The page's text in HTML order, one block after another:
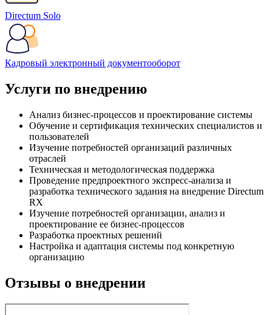
Directum Solo
Кадровый электронный документооборот
Услуги по внедрению
Анализ бизнес-процессов и проектирование системы
Обучение и сертификация технических специалистов и
пользователей
Изучение потребностей организаций различных
отраслей
Техническая и методологическая поддержка
Проведение предпроектного экспресс-анализа и
разработка технического задания на внедрение Directum
RX
Изучение потребностей организации, анализ и
проектирование ее бизнес-процессов
Разработка проектных решений
Настройка и адаптация системы под конкретную
организацию
Отзывы о внедрении